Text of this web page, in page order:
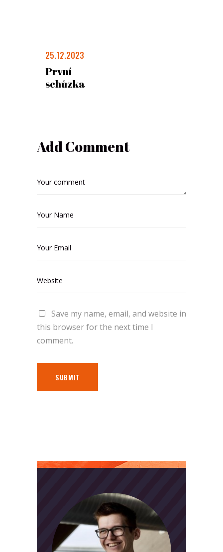
25.12.2023
První
schůzka
Add Comment
Save my name, email, and website in
this browser for the next time I
comment.
SUBMIT